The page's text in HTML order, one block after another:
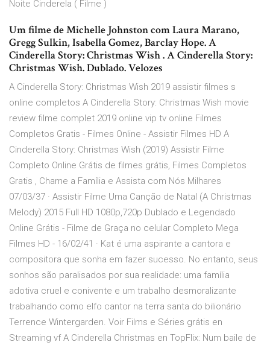
Noite Cinderela ( Filme )
Um filme de Michelle Johnston com Laura Marano,
Gregg Sulkin, Isabella Gomez, Barclay Hope. A
Cinderella Story: Christmas Wish . A Cinderella Story:
Christmas Wish. Dublado. Velozes
A Cinderella Story: Christmas Wish 2019 assistir filmes s
online completos A Cinderella Story: Christmas Wish movie
review filme complet 2019 online vip tv online Filmes
Completos Gratis - Filmes Online - Assistir Filmes HD A
Cinderella Story: Christmas Wish (2019) Assistir Filme
Completo Online Grátis de filmes grátis, Filmes Completos
Gratis , Chame a Família e Assista com Nós Milhares
07/03/37 · Assistir Filme Uma Canção de Natal (A Christmas
Melody) 2015 Full HD 1080p,720p Dublado e Legendado
Online Grátis - Filme de Graça no celular Completo Mega
Filmes HD - 16/02/41 · Kat é uma aspirante a cantora e
compositora que sonha em fazer sucesso. No entanto, seus
sonhos são paralisados por sua realidade: uma família
adotiva cruel e conivente e um trabalho desmoralizante
trabalhando como elfo cantor na terra santa do bilionário
Terrence Wintergarden. Voir Films e Séries grátis en
Streaming vf A Cinderella Christmas en TopFlix: Num baile de